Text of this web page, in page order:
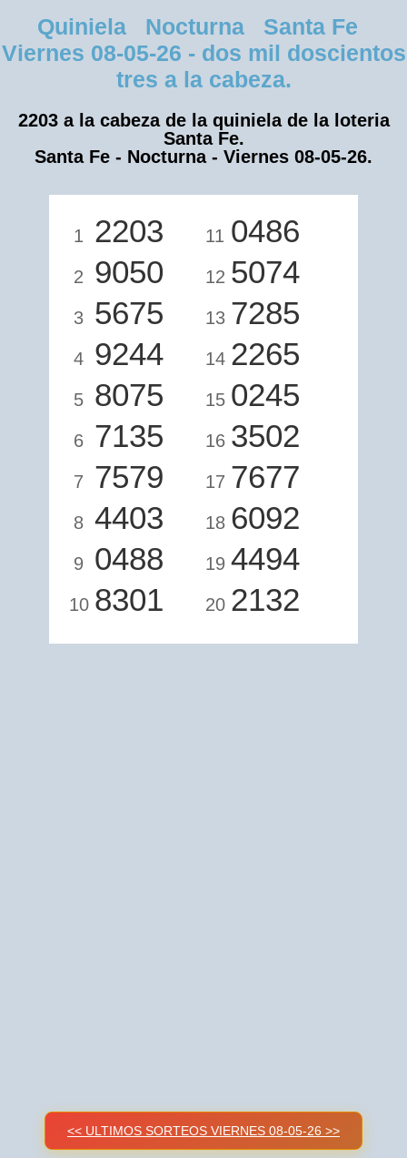
Quiniela Nocturna Santa Fe
Viernes 08-05-26 - dos mil doscientos
tres a la cabeza.
2203 a la cabeza de la quiniela de la loteria
Santa Fe.
Santa Fe - Nocturna - Viernes 08-05-26.
1 2203
2 9050
3 5675
4 9244
5 8075
6 7135
7 7579
8 4403
9 0488
10 8301
11 0486
12 5074
13 7285
14 2265
15 0245
16 3502
17 7677
18 6092
19 4494
20 2132
<< ULTIMOS SORTEOS VIERNES 08-05-26 >>